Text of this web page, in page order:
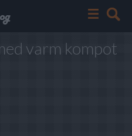
varm kompot